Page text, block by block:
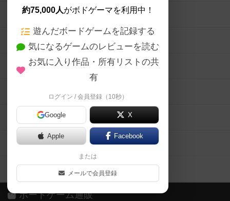
約75,000人がボドゲーマを利用中！
遊んだボードゲームを記録する
気になるゲームのレビューを読む
お気に入り作品・所有リストの共
有
ログイン / 会員登録（10秒）
Google X
Apple Facebook
または
メールで会員登録
ボードゲームの新着レビュー
ボードゲーム会情報
メカニクス特集
掲示板・トピックス
ボドとも・会員一覧
ボードゲーム業界コラム
ボドゲーマご利用案内
ボードゲーム通販